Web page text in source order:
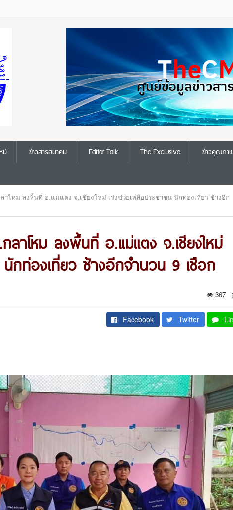
ม่ ข่าวสารสมาคม Editor Talk The Exclusive ข่าวคุณภา
โหม ลงพื้นที่ อ.แม่แตง จ.เชียงใหม่ เร่งช่วยเหลือประชาชน นักท่องเที่ยว ช้างอีก
กลาโหม ลงพื้นที่ อ.แม่แตง จ.เชียงใหม่
นักท่องเที่ยว ช้างอีกจำนวน 9 เชือก
367
Facebook Twitter